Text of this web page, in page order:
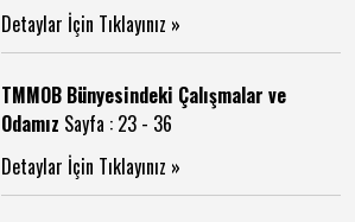
Detaylar İçin Tıklayınız »
TMMOB Bünyesindeki Çalışmalar ve
Odamız Sayfa : 23 - 36
Detaylar İçin Tıklayınız »